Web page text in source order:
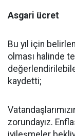
Asgari ücret
Bu yıl için
olması halinde
kaydetti;
zorundayız.